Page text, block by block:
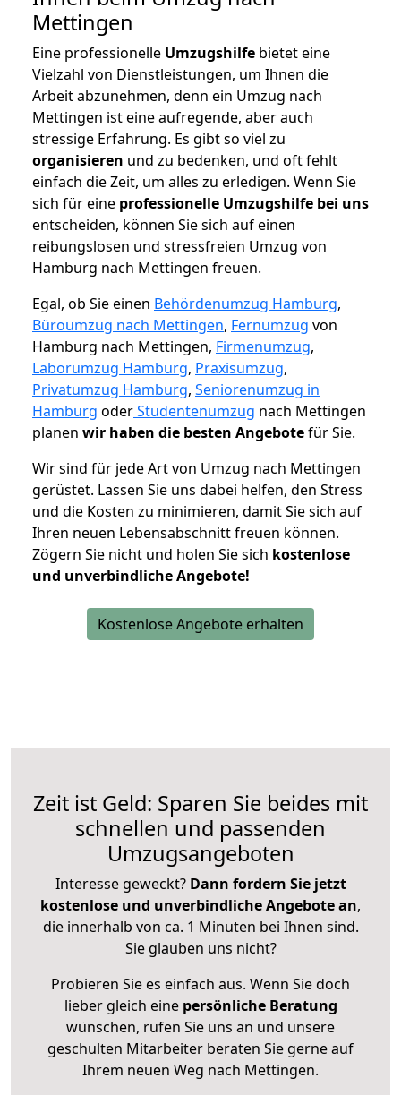
Mettingen
Eine professionelle Umzugshilfe bietet eine
Vielzahl von Dienstleistungen, um Ihnen die
Arbeit abzunehmen, denn ein Umzug nach
Mettingen ist eine aufregende, aber auch
stressige Erfahrung. Es gibt so viel zu
organisieren und zu bedenken, und oft fehlt
einfach die Zeit, um alles zu erledigen. Wenn Sie
sich für eine professionelle Umzugshilfe bei uns
entscheiden, können Sie sich auf einen
reibungslosen und stressfreien Umzug von
Hamburg nach Mettingen freuen.
Egal, ob Sie einen Behördenumzug Hamburg,
Büroumzug nach Mettingen, Fernumzug von
Hamburg nach Mettingen, Firmenumzug,
Laborumzug Hamburg, Praxisumzug,
Privatumzug Hamburg, Seniorenumzug in
Hamburg oderStudentenumzug nach Mettingen
planen wir haben die besten Angebotefür Sie.
Wir sind für jede Art von Umzug nach Mettingen
gerüstet. Lassen Sie uns dabei helfen, den Stress
und die Kosten zu minimieren, damit Sie sich auf
Ihren neuen Lebensabschnitt freuen können.
Zögern Sie nicht und holen Sie sich kostenlose
und unverbindliche Angebote!
Kostenlose Angebote erhalten
Zeit ist Geld: Sparen Sie beides mit
schnellen und passenden
Umzugsangeboten
Interesse geweckt? Dann fordern Sie jetzt
kostenlose und unverbindliche Angebote an,
die innerhalb von ca. 1 Minuten bei Ihnen sind.
Sie glauben uns nicht?
Probieren Sie es einfach aus. Wenn Sie doch
lieber gleich eine persönliche Beratung
wünschen, rufen Sie uns an und unsere
geschulten Mitarbeiter beraten Sie gerne auf
Ihrem neuen Weg nach Mettingen.